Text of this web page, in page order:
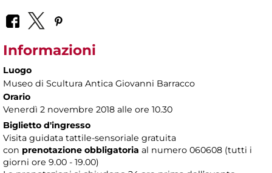
Informazioni
Luogo
Museo di Scultura Antica Giovanni Barracco
Orario
Venerdì 2 novembre 2018 alle ore 10.30
Biglietto d'ingresso
Visita guidata tattile-sensoriale gratuita
con prenotazione obbligatoria al numero 060608 (tutti i
giorni ore 9.00 - 19.00)